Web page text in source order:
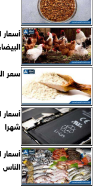
سعر
شهرا
الناس